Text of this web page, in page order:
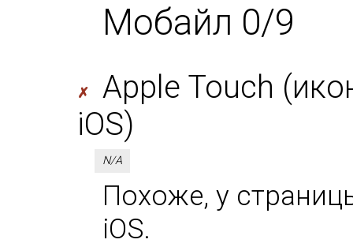
Мобайл 0/9
✗
Apple Touch
iOS)
N/A
Похоже, у
iOS.